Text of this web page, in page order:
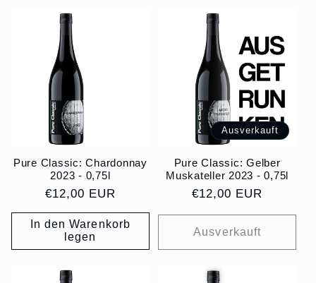
Pure Classic: Chardonnay
2023 - 0,75l
Normaler
Preis
€12,00 EUR
In den Warenkorb
legen
Ausverkauft
Pure Classic: Gelber
Muskateller 2023 - 0,75l
Normaler
€12,00 EUR
Ausverkauft